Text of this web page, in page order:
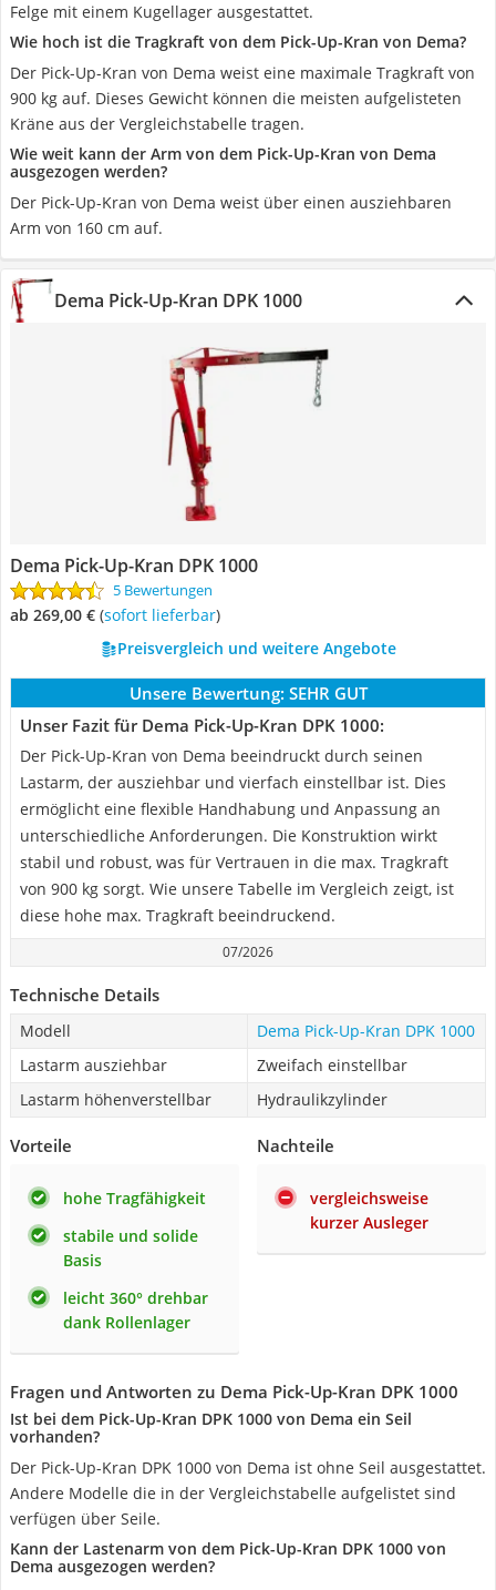
Felge mit einem Kugellager ausgestattet.
Wie hoch ist die Tragkraft von dem Pick-Up-Kran von Dema?
Der Pick-Up-Kran von Dema weist eine maximale Tragkraft von
900 kg auf. Dieses Gewicht können die meisten aufgelisteten
Kräne aus der Vergleichstabelle tragen.
Wie weit kann der Arm von dem Pick-Up-Kran von Dema
ausgezogen werden?
Der Pick-Up-Kran von Dema weist über einen ausziehbaren
Arm von 160 cm auf.
Dema Pick-Up-Kran DPK 1000
Dema Pick-Up-Kran DPK 1000
5 Bewertungen
ab 269,00 € ( Sofort lieferbar)
Preisvergleich und weitere Angebote
Unsere Bewertung: SEHR GUT
Unser Fazit für Dema Pick-Up-Kran DPK 1000:
Der Pick-Up-Kran von Dema beeindruckt durch seinen
Lastarm, der ausziehbar und vierfach einstellbar ist. Dies
ermöglicht eine flexible Handhabung und Anpassung an
unterschiedliche Anforderungen. Die Konstruktion wirkt
stabil und robust, was für Vertrauen in die max. Tragkraft
von 900 kg sorgt. Wie unsere Tabelle im Vergleich zeigt, ist
diese hohe max. Tragkraft beeindruckend.
07/2026
Technische Details
Modell
Dema Pick-Up-Kran DPK 1000
Lastarm ausziehbar
Zweifach einstellbar
Lastarm höhenverstellbar
Hydraulikzylinder
Vorteile
hohe Tragfähigkeit
stabile und solide
Basis
leicht 360° drehbar
dank Rollenlager
Nachteile
vergleichsweise
kurzer Ausleger
Fragen und Antworten zu Dema Pick-Up-Kran DPK 1000
Ist bei dem Pick-Up-Kran DPK 1000 von Dema ein Seil
vorhanden?
Der Pick-Up-Kran DPK 1000 von Dema ist ohne Seil ausgestattet.
Andere Modelle die in der Vergleichstabelle aufgelistet sind
verfügen über Seile.
Kann der Lastenarm von dem Pick-Up-Kran DPK 1000 von
Dema ausgezogen werden?